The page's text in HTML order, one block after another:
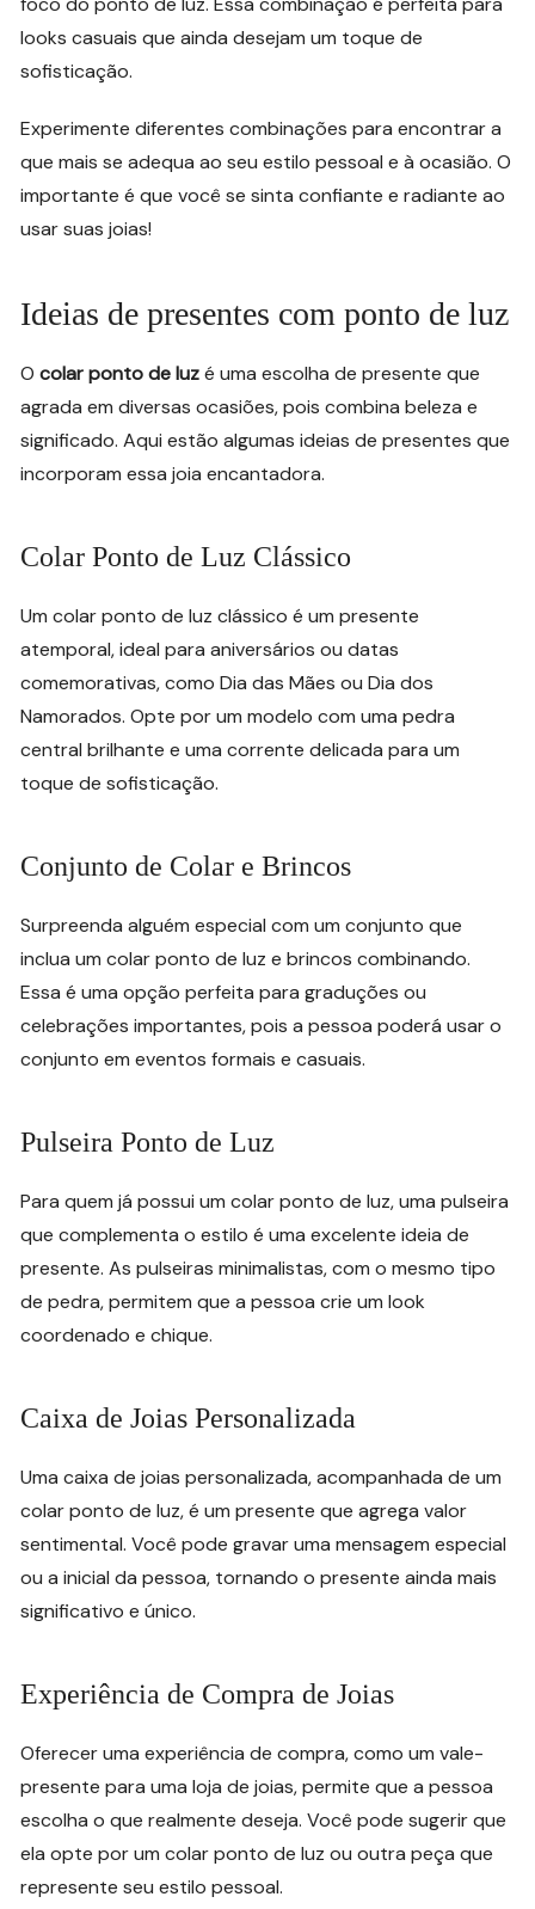
looks casuais que ainda desejam um toque de
sofisticação.
Experimente diferentes combinações para encontrar a
que mais se adequa ao seu estilo pessoal e à ocasião. O
importante é que você se sinta confiante e radiante ao
usar suas joias!
Ideias de presentes com ponto de luz
Ocolar ponto de luzé uma escolha de presente que
agrada em diversas ocasiões, pois combina beleza e
significado. Aqui estão algumas ideias de presentes que
incorporam essa joia encantadora.
Colar Ponto de Luz Clássico
Um colar ponto de luz clássico é um presente
atemporal, ideal para aniversários ou datas
comemorativas, como Dia das Mães ou Dia dos
Namorados. Opte por um modelo com uma pedra
central brilhante e uma corrente delicada para um
toque de sofisticação.
Conjunto de Colar e Brincos
Surpreenda alguém especial com um conjunto que
inclua um colar ponto de luz e brincos combinando.
Essa é uma opção perfeita para graduções ou
celebrações importantes, pois a pessoa poderá usar o
conjunto em eventos formais e casuais.
Pulseira Ponto de Luz
Para quem já possui um colar ponto de luz, uma pulseira
que complementa o estilo é uma excelente ideia de
presente. As pulseiras minimalistas, com o mesmo tipo
de pedra, permitem que a pessoa crie um look
coordenado e chique.
Caixa de Joias Personalizada
Uma caixa de joias personalizada, acompanhada de um
colar ponto de luz, é um presente que agrega valor
sentimental. Você pode gravar uma mensagem especial
ou a inicial da pessoa, tornando o presente ainda mais
significativo e único.
Experiência de Compra de Joias
Oferecer uma experiência de compra, como um vale-
presente para uma loja de joias, permite que a pessoa
escolha o que realmente deseja. Você pode sugerir que
ela opte por um colar ponto de luz ou outra peça que
represente seu estilo pessoal.